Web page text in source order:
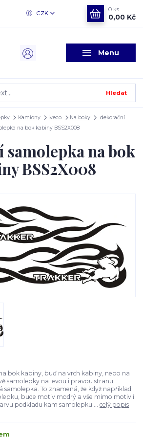
Menu
CZK
Hledat
0 ks
0,00 Kč
Kamiony Iveco Na boky
dekorační
na bok kabiny BSS2X008
samolepka na bok
BSS2X008
bok kabiny, buď na vrch kabiny, nebo na
samolepky na levou i pravou stranu
samolepka. To znamená, že když například
bude motiv modrý a vše mimo motiv i
podkladu kam samolepku ... celý popis